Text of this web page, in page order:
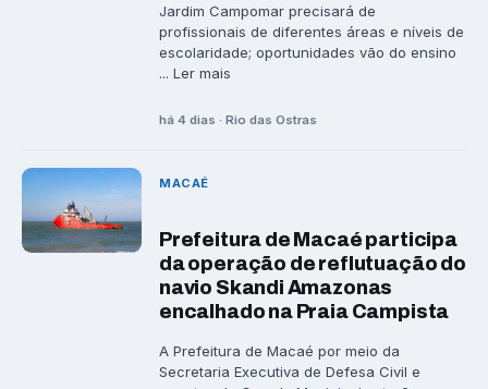
Jardim Campomar precisará de
profissionais de diferentes áreas e níveis de
escolaridade; oportunidades vão do ensino
... Ler mais
há 4 dias · Rio das Ostras
MACAÉ
Prefeitura de Macaé participa
da operação de reflutuação do
navio Skandi Amazonas
encalhado na Praia Campista
A Prefeitura de Macaé por meio da
Secretaria Executiva de Defesa Civil e